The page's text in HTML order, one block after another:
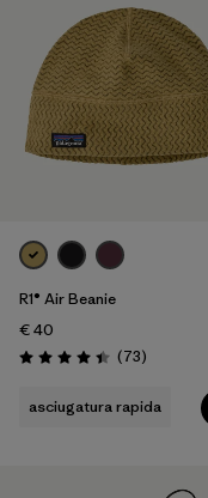
R1® Air Beanie
€ 40
Valutazione: 4.4 / 5
(73Recensioni
)
asciugatura rapida